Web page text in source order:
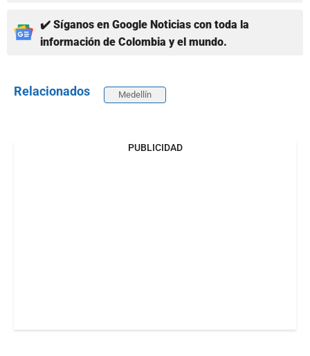
✔️ Síganos en Google Noticias con toda la
información de Colombia y el mundo.
Relacionados Medellín
PUBLICIDAD